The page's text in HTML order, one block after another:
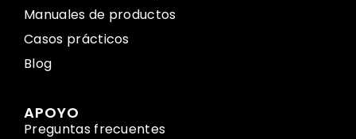
Manuales de productos
Casos prácticos
Blog
APOYO
Preguntas frecuentes